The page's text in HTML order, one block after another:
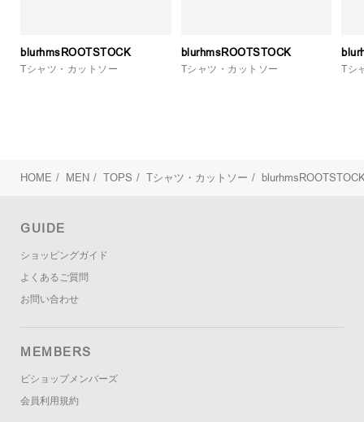
blurhmsROOTSTOCK
Tシャツ・カットソー
blurhmsROOTSTOCK
Tシャツ・カットソー Tシ
HOME / MEN / TOPS / Tシャツ・カットソー /
GUIDE
ショッピングガイド
よくあるご質問
お問い合わせ
MEMBERS
ビショップメンバーズ
会員利用規約